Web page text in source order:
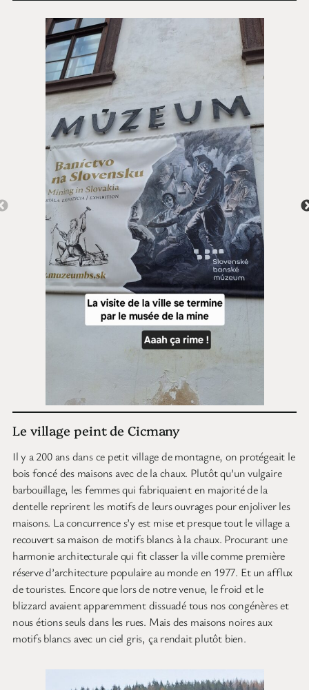
Le village peint de Cicmany
Il y a 200 ans dans ce petit village de montagne, on protégeait le
bois foncé des maisons avec de la chaux. Plutôt qu’un vulgaire
barbouillage, les femmes qui fabriquaient en majorité de la
dentelle reprirent les motifs de leurs ouvrages pour enjoliver les
maisons. La concurrence s’y est mise et presque tout le village a
recouvert sa maison de motifs blancs à la chaux. Procurant une
harmonie architecturale qui fit classer la ville comme première
réserve d’architecture populaire au monde en 1977. Et un afflux
de touristes. Encore que lors de notre venue, le froid et le
blizzard avaient apparemment dissuadé tous nos congénères et
nous étions seuls dans les rues. Mais des maisons noires aux
motifs blancs avec un ciel gris, ça rendait plutôt bien.